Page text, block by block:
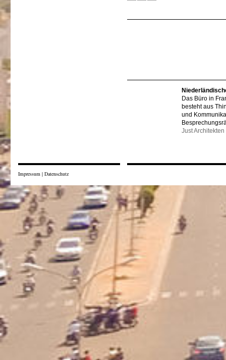
Das Büro in
besteht aus
und
Just Architekten
Impressum | Datenschutz